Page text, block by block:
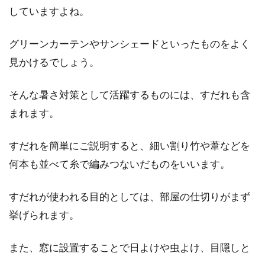
観もおしゃれに！
ゃれになります。...
1LDKで同棲を始める！快適に暮らせ
していますよね。
グリーンカーテンやサンシェードといったものをよく
見かけるでしょう。
そんな暑さ対策として活躍するものには、すだれも含
まれます。
すだれを簡単にご説明すると、細い割り竹や葦などを
何本も並べて糸で編みつないだものをいいます。
すだれが使われる目的としては、部屋の仕切りがまず
挙げられます。
また、窓に設置することで日よけや虫よけ、目隠しと